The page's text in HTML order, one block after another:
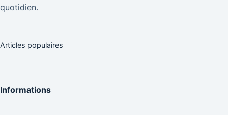
quotidien.
Articles populaires
Informations